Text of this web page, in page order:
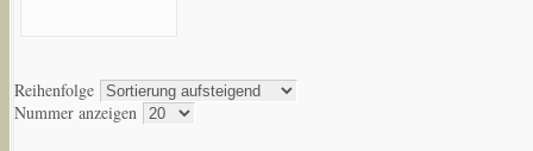
Reihenfolge
Nummer anzeigen